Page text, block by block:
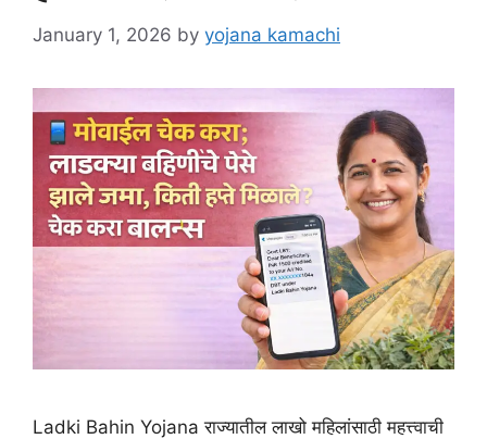
January 1, 2026 by yojana kamachi
Ladki Bahin Yojana राज्यातील लाखो महिलांसाठी महत्त्वाची